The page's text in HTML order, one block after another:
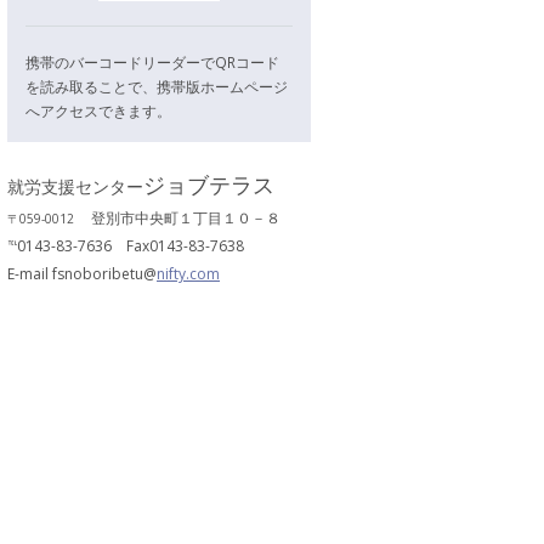
携帯のバーコードリーダーでQRコード
を読み取ることで、携帯版ホームページ
へアクセスできます。
就労支援センタージョブテラス
〒059-0012
登別市中央町１丁目１０－８
℡0143-83-7636 Fax0143-83-7638
E-mail fsnoboribetu@nifty.com